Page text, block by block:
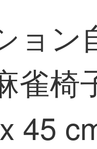
ョン
雀椅
45